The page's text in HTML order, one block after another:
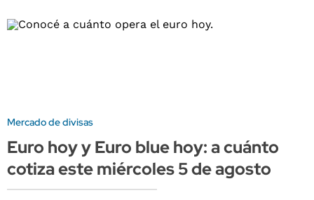
Mercado de divisas
Euro hoy y Euro blue hoy: a cuánto
cotiza este miércoles 5 de agosto